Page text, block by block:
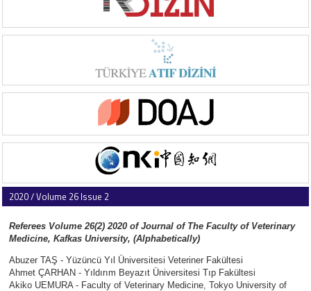
2020 / Volume 26 Issue 2
Referees Volume 26(2) 2020 of Journal of The Faculty of Veterinary
Medicine, Kafkas University, (Alphabetically)
Abuzer TAŞ - Yüzüncü Yıl Üniversitesi Veteriner Fakültesi
Ahmet ÇARHAN - Yıldırım Beyazıt Üniversitesi Tıp Fakültesi
Akiko UEMURA - Faculty of Veterinary Medicine, Tokyo University of